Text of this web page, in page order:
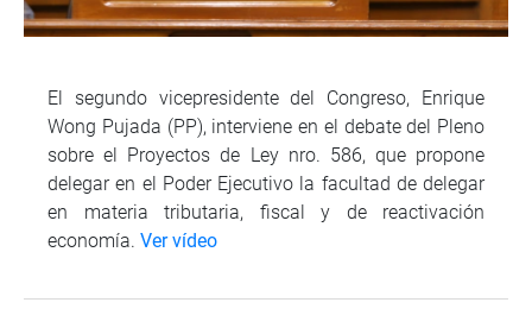
El segundo vicepresidente del Congreso, Enrique
Wong Pujada (PP), interviene en el debate del Pleno
sobre el Proyectos de Ley nro. 586, que propone
delegar en el Poder Ejecutivo la facultad de delegar
en materia tributaria, fiscal y de reactivación
economía. Ver vídeo